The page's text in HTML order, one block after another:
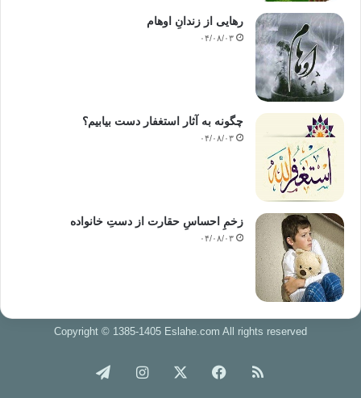
رهایی از زندانِ اوهام
۰۴/۰۸/۰۳
چگونه به آثار استغفار دست بیابیم؟
۰۴/۰۸/۰۳
زخمِ احساسِ حقارت از دستِ خانواده
۰۴/۰۸/۰۳
Copyright © 1385-1405 Eslahe.com All rights reserved
خوراک فیس اینستاگرام